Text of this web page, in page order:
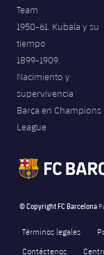
Team
1950-61. Kubala y su
tiempo
1899-1909.
Nacimiento y
supervivencia
Barça en Champions
League
© Copyright FC Barcelona
Términos legales
Contáctenos